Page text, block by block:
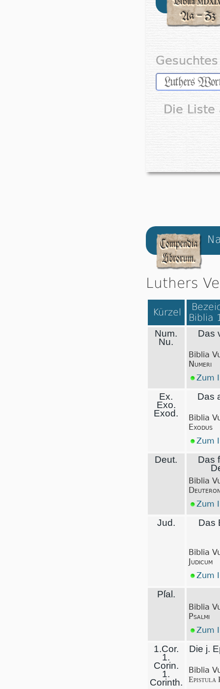
Die
Luthers
Kürzel
Biblia
Num.
Nu.
Das
Biblia
Numeri
Zum
Ex.
Exo.
Exod.
Das
Biblia
Exodus
Zum
Deut.
Das
Biblia
Zum
Jud.
Das
Biblia
Judicum
Zum
Pſal.
Biblia
Psalmi
Zum
1.Cor.
1.
Corin.
1.
Corinth.
Die j.
Biblia
Epistula